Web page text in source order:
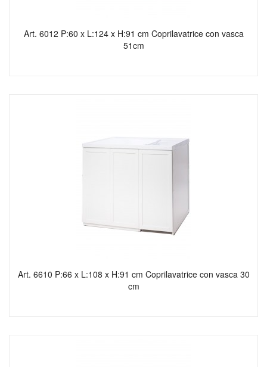
Art. 6012 P:60 x L:124 x H:91 cm Coprilavatrice con vasca
51cm
Art. 6610 P:66 x L:108 x H:91 cm Coprilavatrice con vasca 30
cm